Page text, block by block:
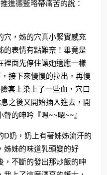
進德藍略帶痛苦的說：
穴，姊的穴真小緊實感充
的表情有點難奈！畢竟是
裡面先停住讓她適應一樣
接下來慢慢的拉出，再慢
套上染上了一些血，穴口
之後又開始插入進去，開
的呻吟『嗯~~嗯~~』
奶，奶上有著姊姊流汗的
姊姊的味道乳頭變的好
，不斷的發出那炒飯的呻